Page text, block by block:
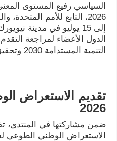
السياسي رفيع المستوى
إلى 15 يوليو في مدينة
الدول الأعضاء لمراجعة
التنمية المستدامة 2030 وتحقيق أهدافها.
تقديم الاستعراض
2026
ضمن مشاركتها في المنتدى،